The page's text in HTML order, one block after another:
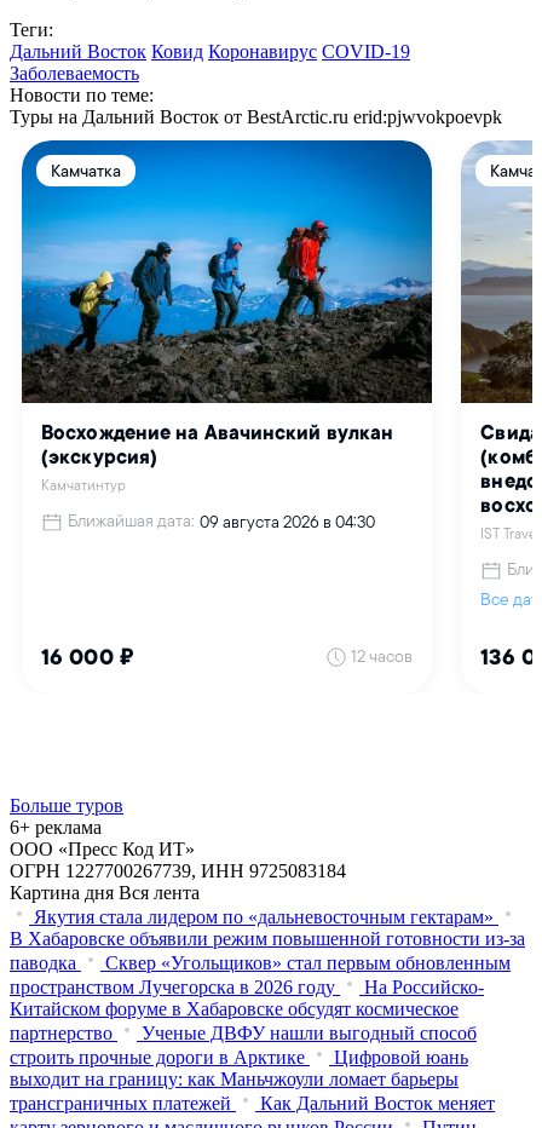
Теги:
Дальний Восток Ковид Коронавирус COVID-19
Заболеваемость
Новости по теме:
Туры на Дальний Восток от BestArctic.ru erid:pjwvokpoevpk
Больше туров
6+ реклама
ООО «Пресс Код ИТ»
ОГРН 1227700267739, ИНН 9725083184
Картина дня Вся лента
Якутия стала лидером по «дальневосточным гектарам»
В Хабаровске объявили режим повышенной готовности из‑за
паводка
Сквер «Угольщиков» стал первым обновленным
пространством Лучегорска в 2026 году
На Российско-
Китайском форуме в Хабаровске обсудят космическое
партнерство
Ученые ДВФУ нашли выгодный способ
строить прочные дороги в Арктике
Цифровой юань
выходит на границу: как Маньчжоули ломает барьеры
трансграничных платежей
Как Дальний Восток меняет